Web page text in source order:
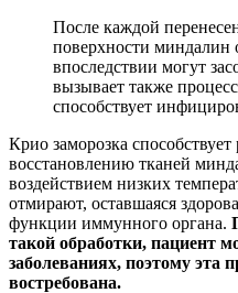
После каждой
поверхности миндалин
впоследствии могут
вызывает также
способствует
Крио заморозка
восстановлению тканей
воздействием низких
отмирают, оставшаяся
функции иммунного органа.
такой обработки, пациент
заболеваниях, поэтому эта
востребована.